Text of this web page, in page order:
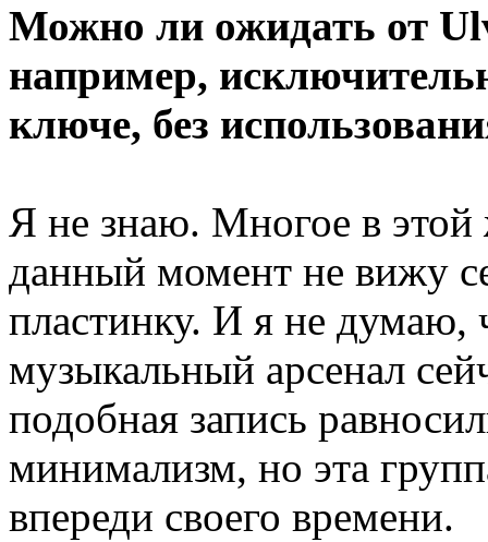
Можно ли ожидать от
например,
ключе, без
Я не знаю. Многое в
данный момент не вижу
пластинку. И я не думаю,
музыкальный арсенал
подобная запись
минимализм, но эта
впереди своего времени.